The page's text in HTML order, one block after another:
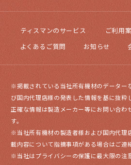
ティスマンのサービス ご利用
よくあるご質問
お知らせ
※掲載されている当社所有機材のデーター
び国内代理店様の発表した情報を基に抜粋
正確な情報は製造メーカー等にお問い合わ
す。
※当社所有機材の製造者様および国内代理
載内容について指摘事項がある場合はご連
※当社はプライバシーの保護に最大限の注